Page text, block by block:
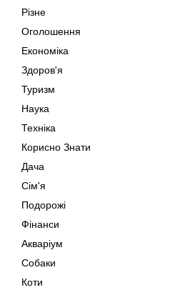
Різне
Оголошення
Економіка
Здоров'я
Туризм
Наука
Техніка
Корисно Знати
Дача
Сім'я
Подорожі
Фінанси
Акваріум
Собаки
Коти